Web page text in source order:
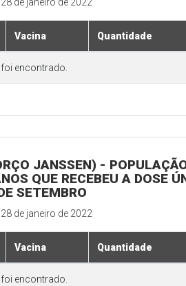
Vacina Quantidade
encontrado.
JANSSEN) -
QUE RECEBEU A DOSE
SETEMBRO
28 de janeiro de 2022
Vacina Quantidade
encontrado.